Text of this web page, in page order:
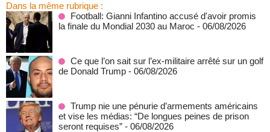
Dans la même rubrique :
Football: Gianni Infantino accusé d'avoir promis
la finale du Mondial 2030 au Maroc - 06/08/2026
Ce que l’on sait sur l’ex-militaire arrêté sur un golf
de Donald Trump - 06/08/2026
Trump nie une pénurie d’armements américains
et vise les médias: “De longues peines de prison
seront requises” - 06/08/2026